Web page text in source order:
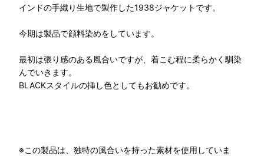
インドの手織り生地で製作した1938ジャケットです。
今期は製品で顔料染めをしています。
最初は張り感のある風合いですが、着こむ程に柔らかく馴染
んでいきます。
BLACKスタイルの挿し色としてもお勧めです。
※この製品は、独特の風合いを持った素材を使用していま